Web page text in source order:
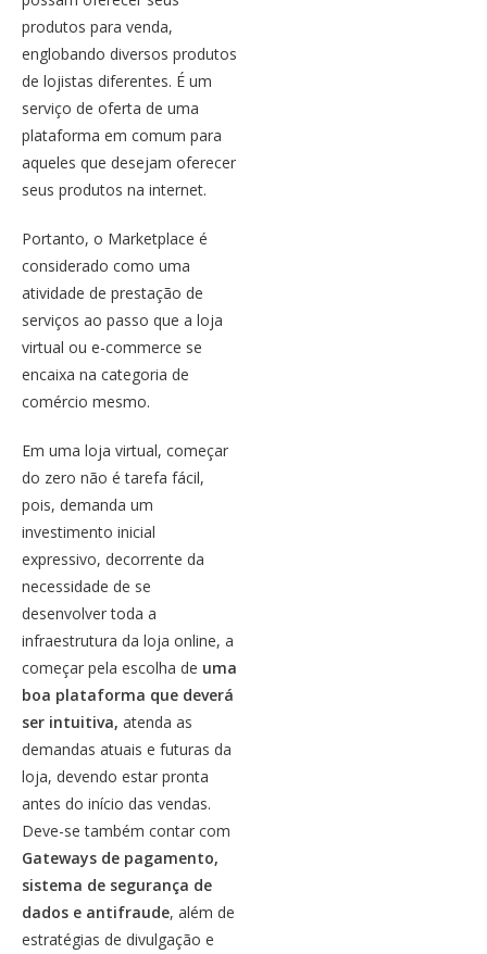
produtos para venda,
englobando diversos produtos
de lojistas diferentes. É um
serviço de oferta de uma
plataforma em comum para
aqueles que desejam oferecer
seus produtos na internet.
Portanto, o Marketplace é
considerado como uma
atividade de prestação de
serviços ao passo que a loja
virtual ou e-commerce se
encaixa na categoria de
comércio mesmo.
Em uma loja virtual, começar
do zero não é tarefa fácil,
pois, demanda um
investimento inicial
expressivo, decorrente da
necessidade de se
desenvolver toda a
infraestrutura da loja online, a
começar pela escolha de uma
boa plataforma que deverá
ser intuitiva, atenda as
demandas atuais e futuras da
loja, devendo estar pronta
antes do início das vendas.
Deve-se também contar com
Gateways de pagamento,
sistema de segurança de
dados e antifraude, além de
estratégias de divulgação e